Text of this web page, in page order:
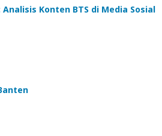
Konten BTS di Media Sosial